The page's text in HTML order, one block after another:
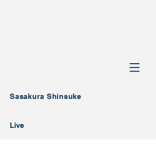
Sasakura Shinsuke
Live